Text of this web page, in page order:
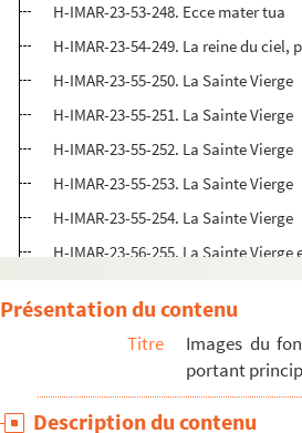
H-IMAR-23-53-248. Ecce mater tua
H-IMAR-23-54-249. La reine du ciel,
H-IMAR-23-55-250. La Sainte Vierge
H-IMAR-23-55-251. La Sainte Vierge
H-IMAR-23-55-252. La Sainte Vierge
H-IMAR-23-55-253. La Sainte Vierge
H-IMAR-23-55-254. La Sainte Vierge
H-IMAR-23-56-255. La Sainte Vierge
H-IMAR-23-57-256. "Magnificat
H-IMAR-23-57-257. "Magnificat
H-IMAR-23-57-258. "Magnificat
H-IMAR-23-58-260. La Sainte
Présentation du contenu
Titre
Images du
portant
Description du contenu